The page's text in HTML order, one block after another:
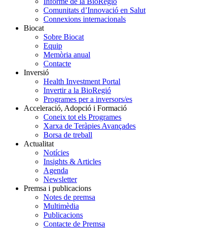
Comunitats d’Innovació en Salut
Connexions internacionals
Biocat
Sobre Biocat
Equip
Memòria anual
Contacte
Inversió
Health Investment Portal
Invertir a la BioRegió
Programes per a inversors/es
Acceleració, Adopció i Formació
Coneix tot els Programes
Xarxa de Teràpies Avançades
Borsa de treball
Actualitat
Notícies
Insights & Articles
Agenda
Newsletter
Premsa i publicacions
Notes de premsa
Multimèdia
Publicacions
Contacte de Premsa